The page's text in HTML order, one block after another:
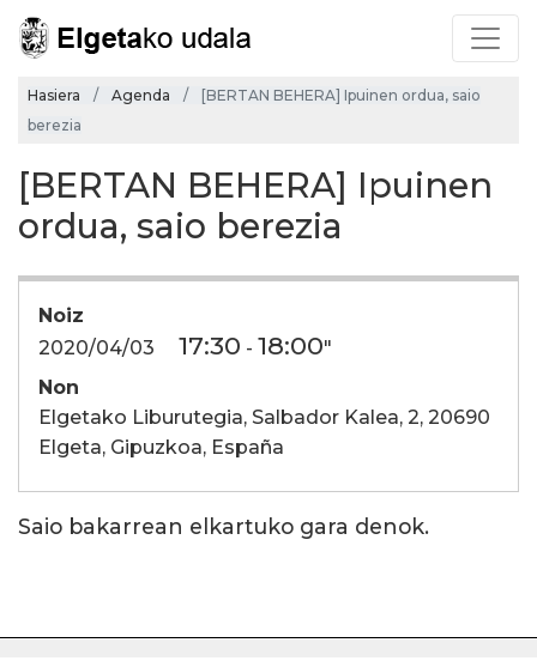
Hasiera Agenda
[BERTAN BEHERA] Ipuinen ordua, saio
berezia
[BERTAN BEHERA] Ipuinen
ordua, saio berezia
Noiz
2020/04/03
17:30 - 18:00"
Non
Elgetako Liburutegia, Salbador Kalea, 2, 20690
Elgeta, Gipuzkoa, España
Saio bakarrean elkartuko gara denok.